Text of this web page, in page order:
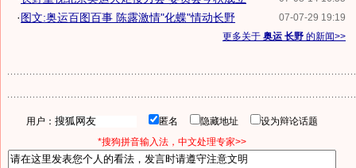
07-07-29 19:19
·图文:奥运百图百事 陈露激情"化蝶"情动长野
更多关于 奥运 长野 的新闻>>
用户： 匿名 隐藏地址
设为辩论话题
*搜狗拼音输入法，中文处理专家>>